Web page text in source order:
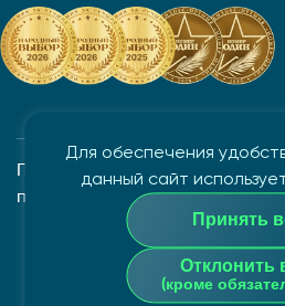
Для обеспечения
данный сайт
Принять
Отклонить
(кроме
Политика в отношении
персональных данных
Закрытое акционерное